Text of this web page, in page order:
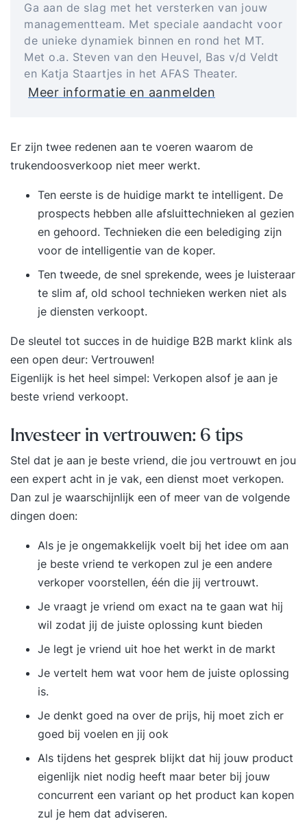
Ga aan de slag met het versterken van jouw
managementteam. Met speciale aandacht voor
de unieke dynamiek binnen en rond het MT.
Met o.a. Steven van den Heuvel, Bas v/d Veldt
en Katja Staartjes in het AFAS Theater.
Meer informatie en aanmelden
Er zijn twee redenen aan te voeren waarom de
trukendoosverkoop niet meer werkt.
Ten eerste is de huidige markt te intelligent. De
prospects hebben alle afsluittechnieken al gezien
en gehoord. Technieken die een belediging zijn
voor de intelligentie van de koper.
Ten tweede, de snel sprekende, wees je luisteraar
te slim af, old school technieken werken niet als
je diensten verkoopt.
De sleutel tot succes in de huidige B2B markt klink als
een open deur: Vertrouwen!
Eigenlijk is het heel simpel: Verkopen alsof je aan je
beste vriend verkoopt.
Investeer in vertrouwen: 6 tips
Stel dat je aan je beste vriend, die jou vertrouwt en jou
een expert acht in je vak, een dienst moet verkopen.
Dan zul je waarschijnlijk een of meer van de volgende
dingen doen:
Als je je ongemakkelijk voelt bij het idee om aan
je beste vriend te verkopen zul je een andere
verkoper voorstellen, één die jij vertrouwt.
Je vraagt je vriend om exact na te gaan wat hij
wil zodat jij de juiste oplossing kunt bieden
Je legt je vriend uit hoe het werkt in de markt
Je vertelt hem wat voor hem de juiste oplossing
is.
Je denkt goed na over de prijs, hij moet zich er
goed bij voelen en jij ook
Als tijdens het gesprek blijkt dat hij jouw product
eigenlijk niet nodig heeft maar beter bij jouw
concurrent een variant op het product kan kopen
zul je hem dat adviseren.